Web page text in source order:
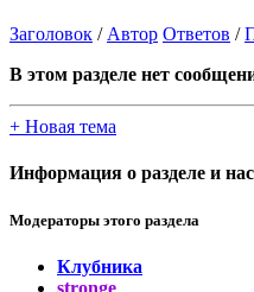
Заголовок / Автор Ответов /
В этом разделе нет
+ Новая тема
Информация о разделе и
Модераторы этого раздела
Клубника
stronge